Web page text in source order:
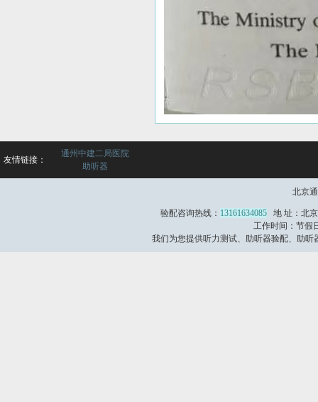
友情链接：
通州中建二局医院
助听器
北京
验配咨询热线： 13161634085 地 址：北
工作时间：节假
我们为您提供听力测试、助听器验配、助